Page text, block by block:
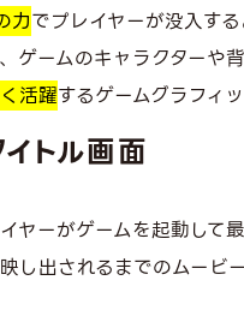
力でプレイヤーが没入す
ゲームのキャラクターや
活躍するゲームグラフィ
イトル画面
ヤーがゲームを起動して
し出されるまでのムービ